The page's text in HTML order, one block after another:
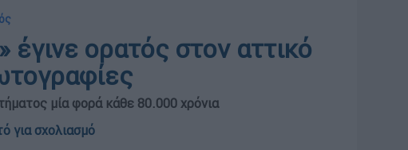
ορατός στον αττικό
μία φορά κάθε 80.000 χρόνια
για σχολιασμό